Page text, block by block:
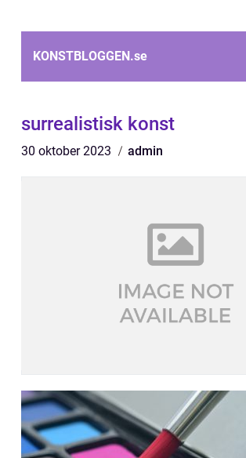
KONSTBLOGGEN.se
surrealistisk konst
30 oktober 2023 admin